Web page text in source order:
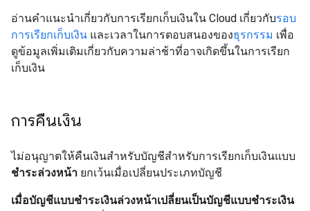
อ่านคำแนะนำเกี่ยวกับการเรียกเก็บเงินใน Cloud เกี่ยวกับรอบ
การเรียกเก็บเงิน และเวลาในการตอบสนองของธุรกรรม เพื่อ
ดูข้อมูลเพิ่มเติมเกี่ยวกับความล่าช้าที่อาจเกิดขึ้นในการเรียก
เก็บเงิน
การคืนเงิน
ไม่อนุญาตให้คืนเงินสำหรับบัญชีสำหรับการเรียกเก็บเงินแบบ
ชำระล่วงหน้า ยกเว้นเมื่อเปลี่ยนประเภทบัญชี
เมื่อบัญชีแบบชำระเงินล่วงหน้าเปลี่ยนเป็นบัญชีแบบชำระเงิน